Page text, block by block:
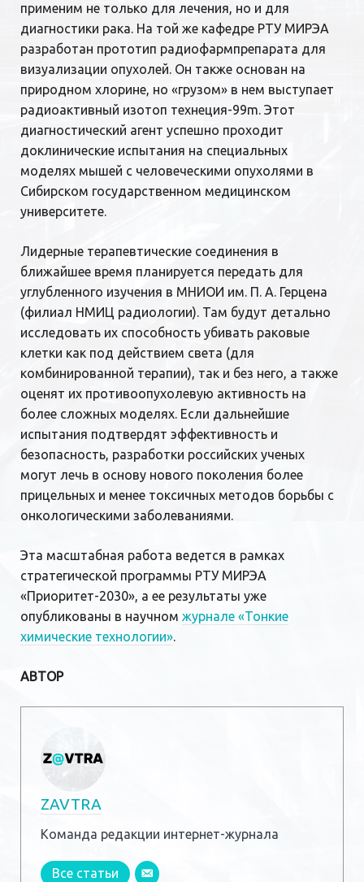
применим не только для лечения, но и для
диагностики рака. На той же кафедре РТУ МИРЭА
разработан прототип радиофармпрепарата для
визуализации опухолей. Он также основан на
природном хлорине, но «грузом» в нем выступает
радиоактивный изотоп технеция-99m. Этот
диагностический агент успешно проходит
доклинические испытания на специальных
моделях мышей с человеческими опухолями в
Сибирском государственном медицинском
университете.
Лидерные терапевтические соединения в
ближайшее время планируется передать для
углубленного изучения в МНИОИ им. П. А. Герцена
(филиал НМИЦ радиологии). Там будут детально
исследовать их способность убивать раковые
клетки как под действием света (для
комбинированной терапии), так и без него, а также
оценят их противоопухолевую активность на
более сложных моделях. Если дальнейшие
испытания подтвердят эффективность и
безопасность, разработки российских ученых
могут лечь в основу нового поколения более
прицельных и менее токсичных методов борьбы с
онкологическими заболеваниями.
Эта масштабная работа ведется в рамках
стратегической программы РТУ МИРЭА
«Приоритет-2030», а ее результаты уже
опубликованы в научном журнале «Тонкие
химические технологии».
АВТОР
ZAVTRA
Команда редакции интернет-журнала
Все статьи